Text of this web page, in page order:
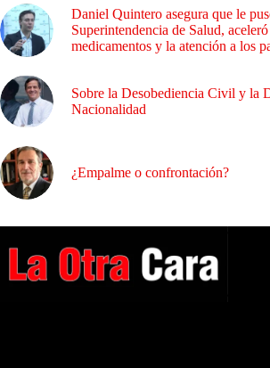
Daniel Quintero asegura que le
Superintendencia de Salud,
medicamentos y la atención a los
Sobre la Desobediencia Civil y la
Nacionalidad
¿Empalme o confrontación?